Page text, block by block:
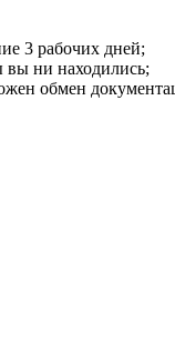
3 рабочих дней;
вы ни находились;
обмен